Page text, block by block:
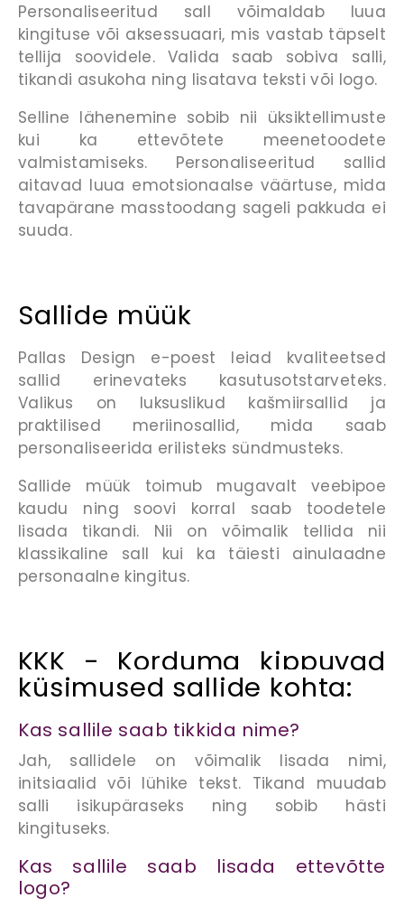
Personaliseeritud sall võimaldab luua
kingituse või aksessuaari, mis vastab täpselt
tellija soovidele. Valida saab sobiva salli,
tikandi asukoha ning lisatava teksti või logo.
Selline lähenemine sobib nii üksiktellimuste
kui ka ettevõtete meenetoodete
valmistamiseks. Personaliseeritud sallid
aitavad luua emotsionaalse väärtuse, mida
tavapärane masstoodang sageli pakkuda ei
suuda.
Sallide müük
Pallas Design e-poest leiad kvaliteetsed
sallid erinevateks kasutusotstarveteks.
Valikus on luksuslikud kašmiirsallid ja
praktilised meriinosallid, mida saab
personaliseerida erilisteks sündmusteks.
Sallide müük toimub mugavalt veebipoe
kaudu ning soovi korral saab toodetele
lisada tikandi. Nii on võimalik tellida nii
klassikaline sall kui ka täiesti ainulaadne
personaalne kingitus.
KKK - Korduma kippuvad
küsimused sallide kohta:
Kas sallile saab tikkida nime?
Jah, sallidele on võimalik lisada nimi,
initsiaalid või lühike tekst. Tikand muudab
salli isikupäraseks ning sobib hästi
kingituseks.
Kas sallile saab lisada ettevõtte
logo?